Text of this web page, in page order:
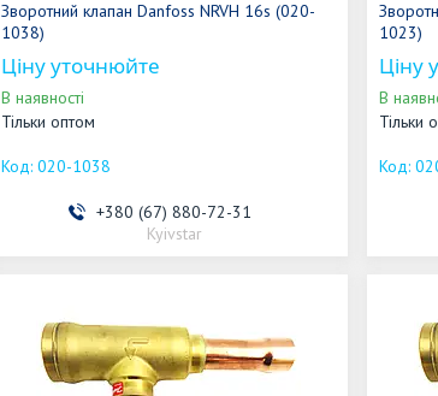
Зворотний клапан Danfoss NRVH 16s (020-
1038)
Ціну уточнюйте
В наявності
Тільки оптом
020-1038
+380 (67) 880-72-31
Kyivstar
1023)
Ціну
В
Тільки